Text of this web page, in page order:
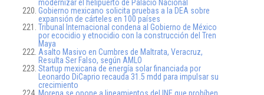
modernizar el helipuerto de Palacio Nacional
Gobierno mexicano solicita pruebas a la DEA sobre
expansión de cárteles en 100 países
Tribunal Internacional condena al Gobierno de México
por ecocidio y etnocidio con la construcción del Tren
Maya
Asalto Masivo en Cumbres de Maltrata, Veracruz,
Resulta Ser Falso, según AMLO
Startup mexicana de energía solar financiada por
Leonardo DiCaprio recauda 31.5 mdd para impulsar su
crecimiento